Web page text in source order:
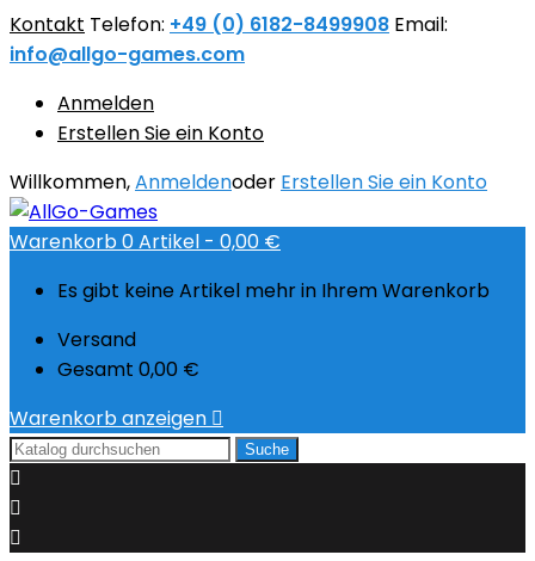
Kontakt Telefon: +49 (0) 6182-8499908 Email:
info@allgo-games.com
Anmelden
Erstellen Sie ein Konto
Willkommen,Anmeldenoder Erstellen Sie ein Konto
Warenkorb0Artikel - 0,00 €
Es gibt keine Artikel mehr in Ihrem Warenkorb
Versand
Gesamt 0,00 €
Warenkorb anzeigen 
Suche


